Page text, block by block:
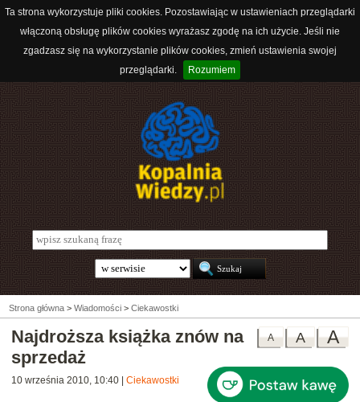
Ta strona wykorzystuje pliki cookies. Pozostawiając w ustawieniach przeglądarki
włączoną obsługę plików cookies wyrażasz zgodę na ich użycie. Jeśli nie
zgadzasz się na wykorzystanie plików cookies, zmień ustawienia swojej
przeglądarki.
Rozumiem
Strona główna > Wiadomości > Ciekawostki
A
A
A
Najdroższa książka znów na
sprzedaż
10 września 2010, 10:40 Ciekawostki